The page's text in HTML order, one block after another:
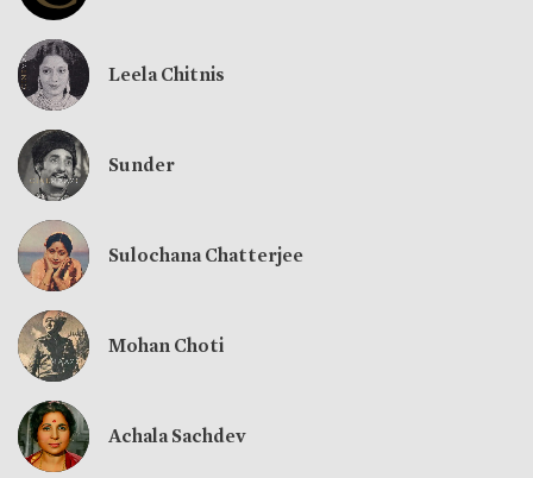
Leela Chitnis
Sunder
Sulochana Chatterjee
Mohan Choti
Achala Sachdev